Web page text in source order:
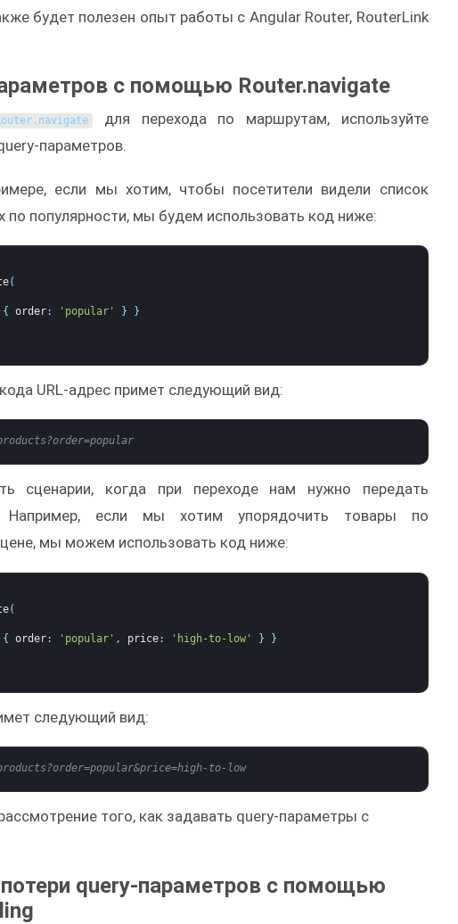
будет полезен опыт работы с Angular Router, RouterLink
с помощью Router.navigate
. navigate для перехода по маршрутам, используйте
параметров.
если мы хотим, чтобы посетители видели список
по популярности, мы будем использовать код ниже:
(
{ order: 'popular' }
}
URL-адрес примет следующий вид:
сценарии, когда при переходе нам нужно передать
Например, если мы хотим упорядочить товары по
мы можем использовать код ниже:
(
{ order: 'popular' , price: 'high-to-low' }
}
следующий вид:
to-low
того, как задавать query-параметры с
query-параметров с помощью